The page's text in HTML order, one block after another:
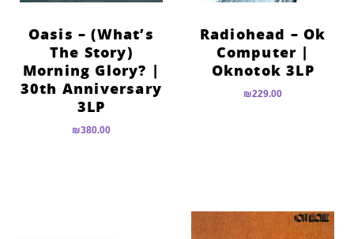
Radiohead – Ok
Computer |
Oknotok 3LP
₪229.00
Oasis – (What’s
The Story)
Morning Glory? |
30th Anniversary
3LP
₪380.00